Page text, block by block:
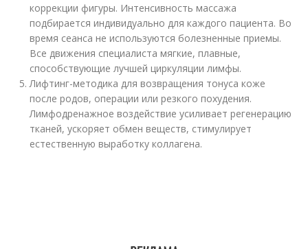
коррекции фигуры. Интенсивность массажа
подбирается индивидуально для каждого пациента. Во
время сеанса не используются болезненные приемы.
Все движения специалиста мягкие, плавные,
способствующие лучшей циркуляции лимфы.
Лифтинг-методика для возвращения тонуса коже
после родов, операции или резкого похудения.
Лимфодренажное воздействие усиливает регенерацию
тканей, ускоряет обмен веществ, стимулирует
естественную выработку коллагена.